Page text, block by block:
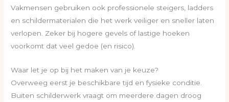
Vakmensen gebruiken ook professionele steigers, ladders
en schildermaterialen die het werk veiliger en sneller laten
verlopen. Zeker bij hogere gevels of lastige hoeken
voorkomt dat veel gedoe (en risico).
Waar let je op bij het maken van je keuze?
Overweeg eerst je beschikbare tijd en fysieke conditie.
Buiten schilderwerk vraagt om meerdere dagen droog